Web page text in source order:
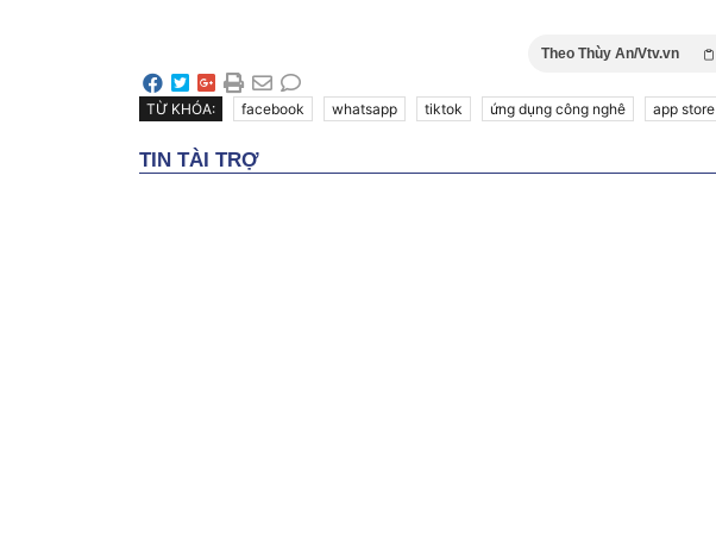
Theo Thùy An/Vtv.vn
TỪ KHÓA: facebook whatsapp tiktok ứng dụng công nghê app store